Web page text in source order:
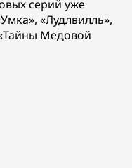
серий уже
«Лудлвилль»,
Медовой